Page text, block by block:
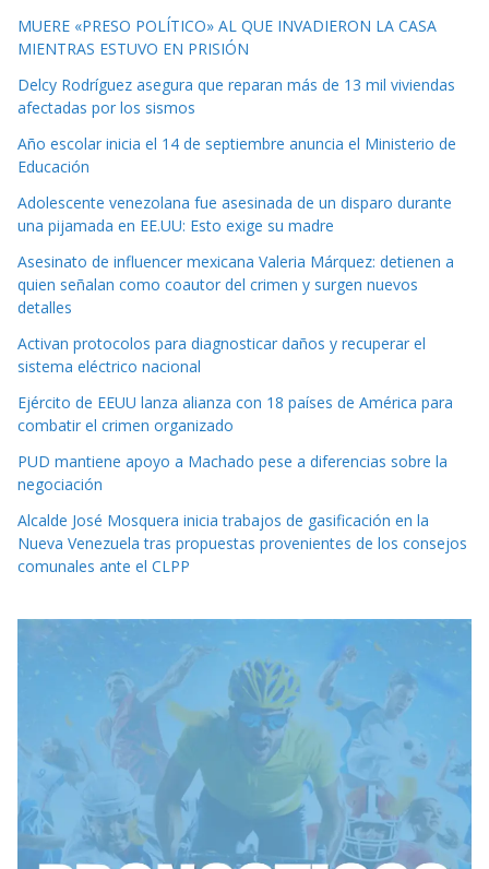
MUERE «PRESO POLÍTICO» AL QUE INVADIERON LA CASA
MIENTRAS ESTUVO EN PRISIÓN
Delcy Rodríguez asegura que reparan más de 13 mil viviendas
afectadas por los sismos
Año escolar inicia el 14 de septiembre anuncia el Ministerio de
Educación
Adolescente venezolana fue asesinada de un disparo durante
una pijamada en EE.UU: Esto exige su madre
Asesinato de influencer mexicana Valeria Márquez: detienen a
quien señalan como coautor del crimen y surgen nuevos
detalles
Activan protocolos para diagnosticar daños y recuperar el
sistema eléctrico nacional
Ejército de EEUU lanza alianza con 18 países de América para
combatir el crimen organizado
PUD mantiene apoyo a Machado pese a diferencias sobre la
negociación
Alcalde José Mosquera inicia trabajos de gasificación en la
Nueva Venezuela tras propuestas provenientes de los consejos
comunales ante el CLPP